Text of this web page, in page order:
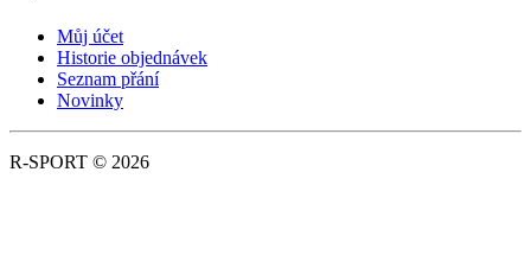
Můj účet
Historie objednávek
Seznam přání
Novinky
R-SPORT © 2026